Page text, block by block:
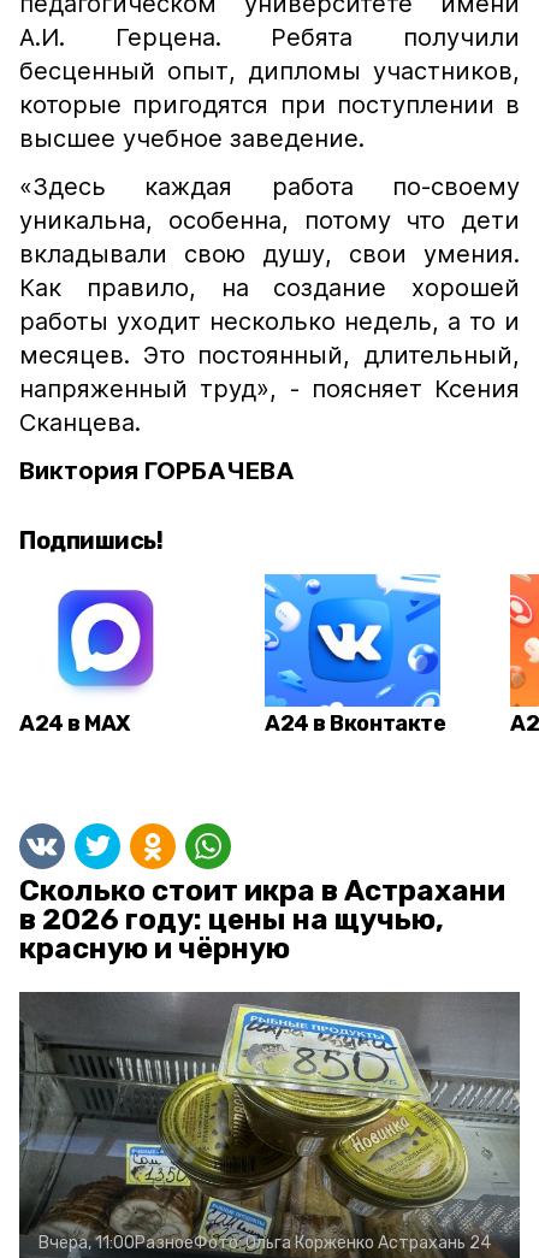
А.И. Герцена. Ребята получили
бесценный опыт, дипломы участников,
которые пригодятся при поступлении в
высшее учебное заведение.
«Здесь каждая работа по-своему
уникальна, особенна, потому что дети
вкладывали свою душу, свои умения.
Как правило, на создание хорошей
работы уходит несколько недель, а то и
месяцев. Это постоянный, длительный,
напряженный труд», - поясняет Ксения
Сканцева.
Виктория ГОРБАЧЕВА
Подпишись!
А24 в MAX А24 в Вконтакте
Сколько стоит икра в Астрахани
в 2026 году: цены на щучью,
красную и чёрную
Вчера, 11:00РазноеФото:Ольга Корженко Астрахань 24